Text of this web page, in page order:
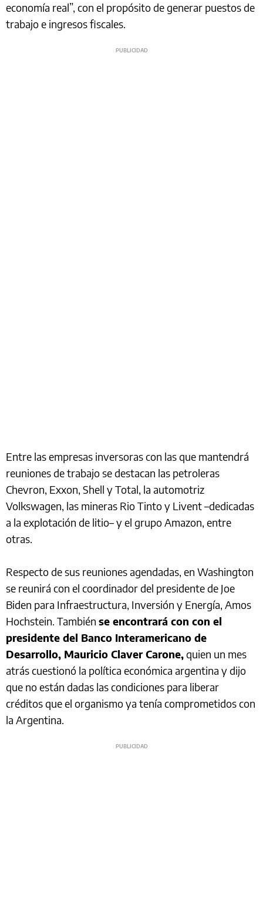
economía real”, con el propósito de generar puestos de
trabajo e ingresos fiscales.
Entre las empresas inversoras con las que mantendrá
reuniones de trabajo se destacan las petroleras
Chevron, Exxon, Shell y Total, la automotriz
Volkswagen, las mineras Rio Tinto y Livent –dedicadas
a la explotación de litio– y el grupo Amazon, entre
otras.
Respecto de sus reuniones agendadas, en Washington
se reunirá con el coordinador del presidente de Joe
Biden para Infraestructura, Inversión y Energía, Amos
Hochstein. También se encontrará con con el
presidente del Banco Interamericano de
Desarrollo, Mauricio Claver Carone,quien un mes
atrás cuestionó la política económica argentina y dijo
que no están dadas las condiciones para liberar
créditos que el organismo ya tenía comprometidos con
la Argentina.